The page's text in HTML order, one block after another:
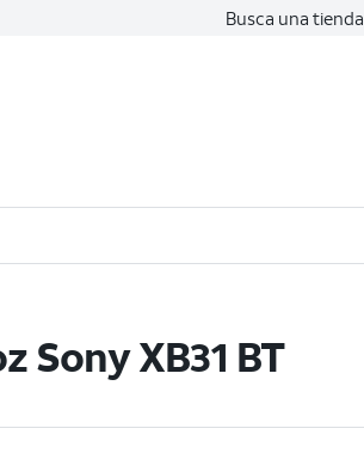
Busca una tienda
Sony XB31 BT